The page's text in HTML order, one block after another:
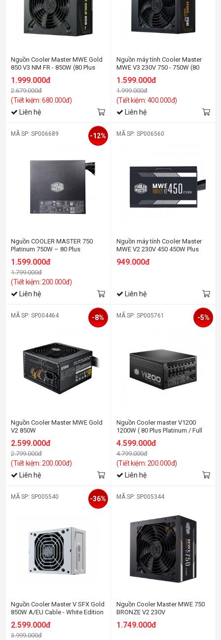
Nguồn Cooler Master MWE Gold
850 V3 NM FR - 850W (80 Plus
Gold/ATX3.1)
1.999.000đ
2.679.000đ
(Tiết kiệm: 680.000đ)
Liên hệ
Nguồn máy tính Cooler Master
MWE V3 230V 750 - 750W (80
Plus Bronze/ATX3.1)
1.599.000đ
1.999.000đ
(Tiết kiệm: 400.000đ)
Liên hệ
MÃ SP: SP006689
Nguồn COOLER MASTER 750
Platinum 750W – 80 Plus
Range
1.599.000đ
1.799.000đ
(Tiết kiệm: 200.000đ)
-12%
Liên hệ
MÃ SP: SP006560
Nguồn máy tính Cooler Master
MWE V2 230V 450 450W Plus
Đen)
949.000đ
Liên hệ
MÃ SP: SP004464
Nguồn Cooler Master MWE Gold
V2 850W
2.599.000đ
2.799.000đ
(Tiết kiệm: 200.000đ)
-8%
Liên hệ
MÃ SP: SP005761
Nguồn Cooler master V1200
1200W ( 80 Plus Platinum / Full
Modular)
4.599.000đ
4.799.000đ
(Tiết kiệm: 200.000đ)
-5%
Liên hệ
MÃ SP: SP005540
Nguồn Cooler Master V SFX Gold
850W A/EU Cable - White Edition
2.599.000đ
3.999.000đ
-36% MÃ SP: SP005344
Nguồn Cooler Master MWE 750
BRONZE V2 230V
1.749.000đ